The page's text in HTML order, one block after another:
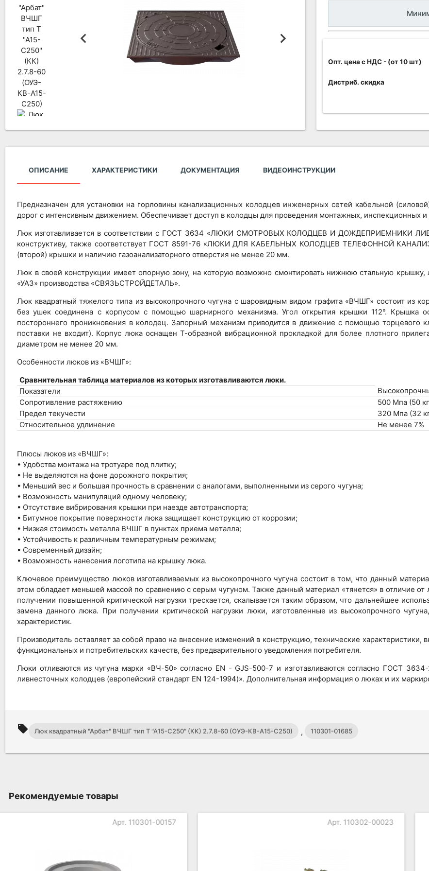
Опт. цена c НДС- (от 10 шт)
Дистриб. скидка
ОПИСАНИЕ ХАРАКТЕРИСТИКИ ДОКУМЕНТАЦИЯ ВИДЕОИНСТРУКЦИИ
Предназначен для установки на горловины канализационных колодцев инженерных сетей кабельной
дорог с интенсивным движением. Обеспечивает доступ в колодцы для проведения монтажных, инспекционных и
Люк изготавливается в соответствии с ГОСТ 3634 «ЛЮКИ СМОТРОВЫХ КОЛОДЦЕВ И ДОЖДЕПРИЕМНИКИ
конструктиву, также соответствует ГОСТ 8591-76 «ЛЮКИ ДЛЯ КАБЕЛЬНЫХ КОЛОДЦЕВ ТЕЛЕФОННОЙ
(второй) крышки и наличию газоанализаторного отверстия не менее 20 мм.
Люк в своей конструкции имеет опорную зону, на которую возможно смонтировать нижнюю стальную крышку,
«УАЗ» производства «СВЯЗЬСТРОЙДЕТАЛЬ».
Люк квадратный тяжелого типа из высокопрочного чугуна с шаровидным видом графита «ВЧШГ» состоит из
без ушек соединена с корпусом с помощью шарнирного механизма. Угол открытия крышки 112°. Крышка
постороннего проникновения в колодец. Запорный механизм приводится в движение с помощью торцевого
поставки не входит). Корпус люка оснащен Т-образной вибрационной прокладкой для более плотного
диаметром не менее 20 мм.
Особенности люков из «ВЧШГ»:
Сравнительная таблица материалов из которых изготавливаются люки.
Показатели
Сопротивление растяжению
500 Мпа (50
Предел текучести
320 Мпа (32
Относительное удлинение
Не менее 7%
Плюсы люков из «ВЧШГ»:
• Удобства монтажа на тротуаре под плитку;
• Не выделяются на фоне дорожного покрытия;
• Меньший вес и большая прочность в сравнении с аналогами, выполненными из серого чугуна;
• Возможность манипуляций одному человеку;
• Отсутствие вибрирования крышки при наезде автотранспорта;
• Битумное покрытие поверхности люка защищает конструкцию от коррозии;
• Низкая стоимость металла ВЧШГ в пунктах приема металла;
• Устойчивость к различным температурным режимам;
• Современный дизайн;
• Возможность нанесения логотипа на крышку люка.
Ключевое преимущество люков изготавливаемых из высокопрочного чугуна состоит в том, что данный
этом обладает меньшей массой по сравнению с серым чугуном. Также данный материал «тянется» в отличие от
получении повышенной критической нагрузки трескается, скалывается таким образом, что дальнейшее
замена данного люка. При получении критической нагрузки люки, изготовленные из высокопрочного
характеристик.
Производитель оставляет за собой право на внесение изменений в конструкцию, технические
функциональных и потребительских качеств, без предварительного уведомления потребителя.
Люки отливаются из чугуна марки «ВЧ-50» согласно EN - GJS-500-7 и изготавливаются согласно ГОСТ
ливнесточных колодцев (европейский стандарт EN 124-1994)». Дополнительная информация о люках и их
local_offer Люк квадратный "Арбат" ВЧШГ тип Т "А15-С250" (КК) 2.7.8-60 (ОУЭ-КВ-А15-С250) , 110301-01685
Рекомендуемые товары
Арт. 110301-00258 Арт. 110301-00257